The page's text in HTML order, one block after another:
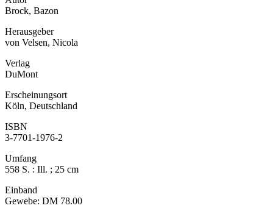
Brock, Bazon
Herausgeber
von Velsen, Nicola
Verlag
DuMont
Erscheinungsort
Köln, Deutschland
ISBN
3-7701-1976-2
Umfang
558 S. : Ill. ; 25 cm
Einband
Gewebe: DM 78.00